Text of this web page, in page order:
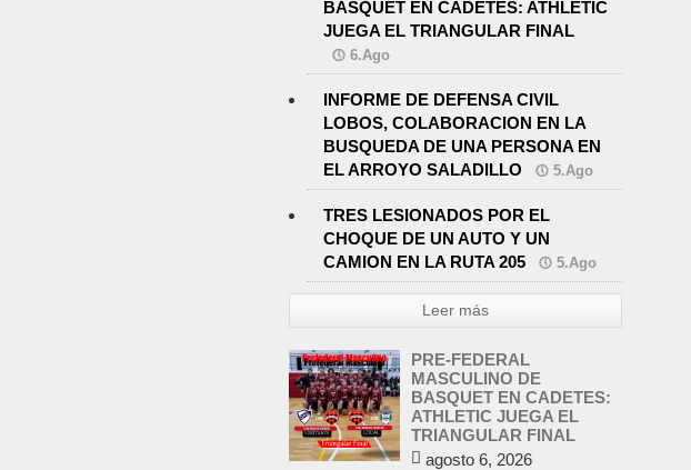
BASQUET EN CADETES: ATHLETIC
JUEGA EL TRIANGULAR FINAL
6.Ago
INFORME DE DEFENSA CIVIL
LOBOS, COLABORACION EN LA
BUSQUEDA DE UNA PERSONA EN
EL ARROYO SALADILLO
5.Ago
TRES LESIONADOS POR EL
CHOQUE DE UN AUTO Y UN
CAMION EN LA RUTA 205
5.Ago
Leer más
PRE-FEDERAL
MASCULINO DE
BASQUET EN CADETES:
ATHLETIC JUEGA EL
TRIANGULAR FINAL
agosto 6, 2026